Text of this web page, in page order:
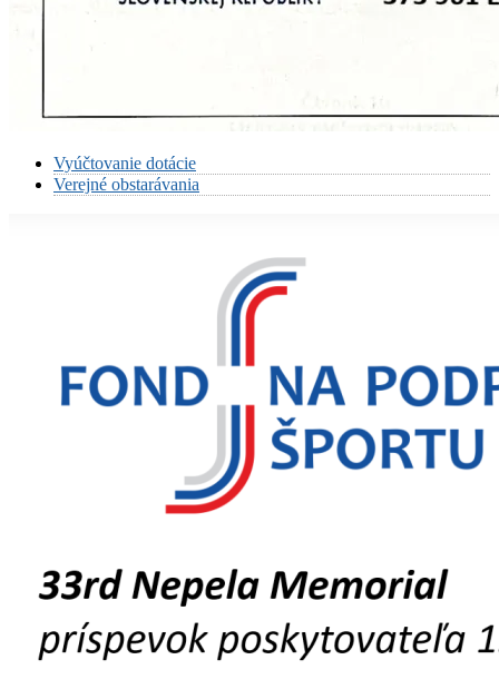
Vyúčtovanie dotácie
Verejné obstarávania